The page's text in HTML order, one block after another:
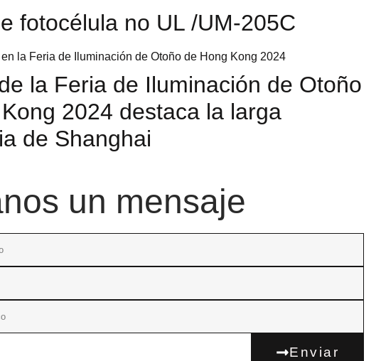
fotocélula no UL /UM-205C
la Feria de Iluminación de Otoño
2024 destaca la larga
de Shanghai
un mensaje
Enviar